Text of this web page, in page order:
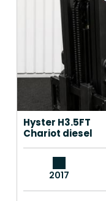
Hyster H3.5FT
Chariot diesel
2017